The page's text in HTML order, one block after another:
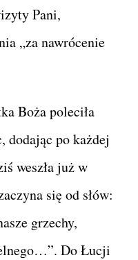
Pani,
„za nawrócenie
Boża poleciła
dodając po każdej
weszła już w
się od słów:
grzechy,
Do Łucji